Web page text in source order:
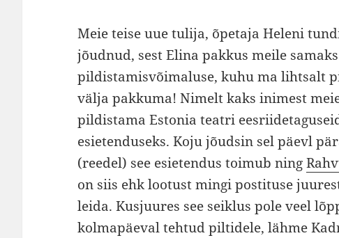
Meie teise uue tulija, õpetaja Heleni
jõudnud, sest Elina pakkus meile
pildistamisvõimaluse, kuhu ma lihtsalt
välja pakkuma! Nimelt kaks inimest
pildistama Estonia teatri
esietenduseks. Koju jõudsin sel päevl
(reedel) see esietendus toimub ning
on siis ehk lootust mingi postituse
leida. Kusjuures see seiklus pole veel
kolmapäeval tehtud piltidele, lähme